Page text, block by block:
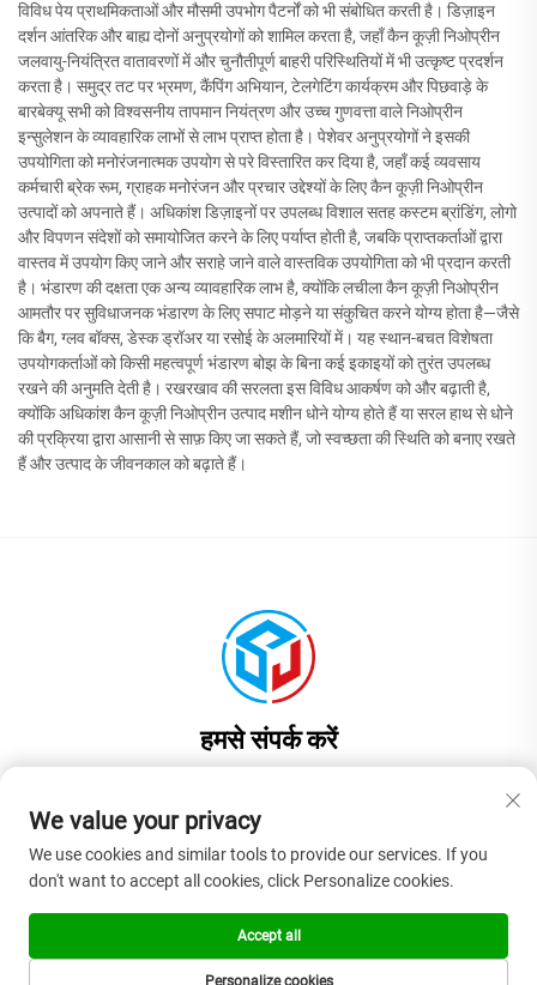
विविध पेय प्राथमिकताओं और मौसमी उपभोग पैटर्नों को भी संबोधित करती है। डिज़ाइन
दर्शन आंतरिक और बाह्य दोनों अनुप्रयोगों को शामिल करता है, जहाँ कैन कूज़ी निओप्रीन
जलवायु-नियंत्रित वातावरणों में और चुनौतीपूर्ण बाहरी परिस्थितियों में भी उत्कृष्ट प्रदर्शन
करता है। समुद्र तट पर भ्रमण, कैंपिंग अभियान, टेलगेटिंग कार्यक्रम और पिछवाड़े के
बारबेक्यू सभी को विश्वसनीय तापमान नियंत्रण और उच्च गुणवत्ता वाले निओप्रीन
इन्सुलेशन के व्यावहारिक लाभों से लाभ प्राप्त होता है। पेशेवर अनुप्रयोगों ने इसकी
उपयोगिता को मनोरंजनात्मक उपयोग से परे विस्तारित कर दिया है, जहाँ कई व्यवसाय
कर्मचारी ब्रेक रूम, ग्राहक मनोरंजन और प्रचार उद्देश्यों के लिए कैन कूज़ी निओप्रीन
उत्पादों को अपनाते हैं। अधिकांश डिज़ाइनों पर उपलब्ध विशाल सतह कस्टम ब्रांडिंग, लोगो
और विपणन संदेशों को समायोजित करने के लिए पर्याप्त होती है, जबकि प्राप्तकर्ताओं द्वारा
वास्तव में उपयोग किए जाने और सराहे जाने वाले वास्तविक उपयोगिता को भी प्रदान करती
है। भंडारण की दक्षता एक अन्य व्यावहारिक लाभ है, क्योंकि लचीला कैन कूज़ी निओप्रीन
आमतौर पर सुविधाजनक भंडारण के लिए सपाट मोड़ने या संकुचित करने योग्य होता है—जैसे
कि बैग, ग्लव बॉक्स, डेस्क ड्रॉअर या रसोई के अलमारियों में। यह स्थान-बचत विशेषता
उपयोगकर्ताओं को किसी महत्वपूर्ण भंडारण बोझ के बिना कई इकाइयों को तुरंत उपलब्ध
रखने की अनुमति देती है। रखरखाव की सरलता इस विविध आकर्षण को और बढ़ाती है,
क्योंकि अधिकांश कैन कूज़ी निओप्रीन उत्पाद मशीन धोने योग्य होते हैं या सरल हाथ से धोने
की प्रक्रिया द्वारा आसानी से साफ़ किए जा सकते हैं, जो स्वच्छता की स्थिति को बनाए रखते
हैं और उत्पाद के जीवनकाल को बढ़ाते हैं।
हमसे संपर्क करें
भवन 1, कमरा 201
फ़ोन:
+86-13922937958
ई-मेल:[email protected]
कॉपीराइट © 2026 डॉनगुआन शांगजिया रबर प्लास्टिक उत्पाद कंपनी लिमिटेड। सर्वाधिकार
We value your privacy
We use cookies and similar tools to provide our services. If you
don't want to accept all cookies, click Personalize cookies.
Personalize cookies
Accept all